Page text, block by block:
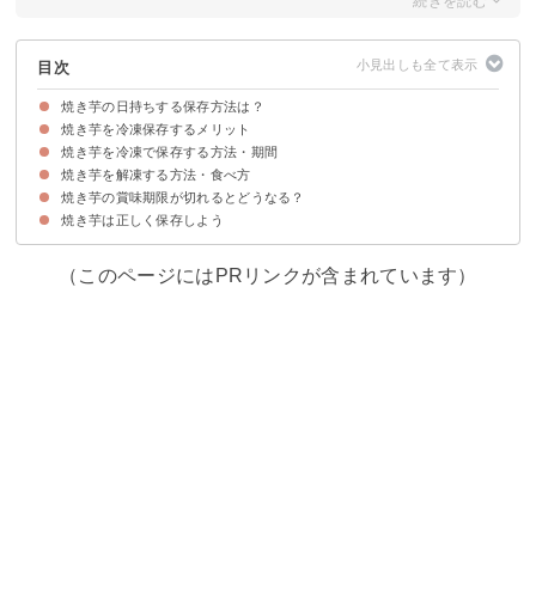
目次
焼き芋の日持ちする保存方法は？
焼き芋は冷凍保存がおすすめ
常温での保存期間
冷蔵での保存期間
焼き芋を冷凍保存するメリット
長期保存が可能
GI値が下がりダイエット効果UP
焼き芋を冷凍で保存する方法・期間
焼き芋を冷凍保存する方法・手順
賞味期限の目安
焼き芋を解凍する方法・食べ方
①電子レンジで温めなおす方法
②オーブンで温めなおす方法
③焼き芋アイスで食べる
焼き芋の賞味期限が切れるとどうなる？
①身が崩れる
②酸っぱい匂いがする
③身が糸を引いている
焼き芋は正しく保存しよう
（このページにはPRリンクが含まれています）